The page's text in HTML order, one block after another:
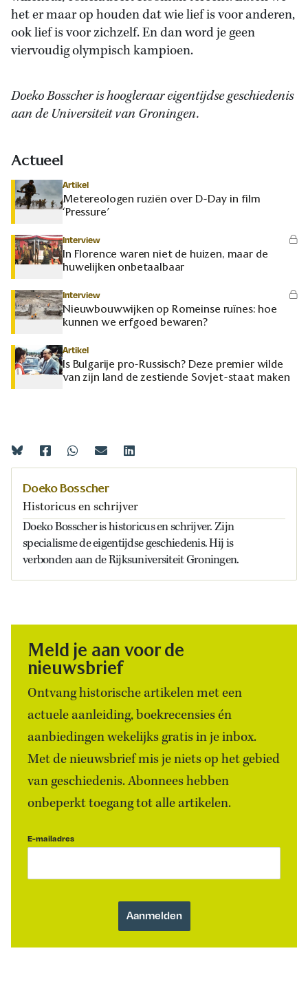
het er maar op houden dat wie lief is voor anderen,
ook lief is voor zichzelf. En dan word je geen
viervoudig olympisch kampioen.
Doeko Bosscher is hoogleraar eigentijdse geschiedenis
aan de Universiteit van Groningen.
Actueel
Artikel
Metereologen ruziën over D-Day in film
‘Pressure’
Interview
In Florence waren niet de huizen, maar de
huwelijken onbetaalbaar
Interview
Nieuwbouwwijken op Romeinse ruïnes: hoe
kunnen we erfgoed bewaren?
Artikel
Is Bulgarije pro-Russisch? Deze premier wilde
van zijn land de zestiende Sovjet-staat maken
Doeko Bosscher
Historicus en schrijver
Doeko Bosscher is historicus en schrijver. Zijn
specialisme de eigentijdse geschiedenis. Hij is
verbonden aan de Rijksuniversiteit Groningen.
Meld je aan voor de
nieuwsbrief
Ontvang historische artikelen met een
actuele aanleiding, boekrecensies én
aanbiedingen wekelijks gratis in je inbox.
Met de nieuwsbrief mis je niets op het gebied
van geschiedenis. Abonnees hebben
onbeperkt toegang tot alle artikelen.
E-mailadres